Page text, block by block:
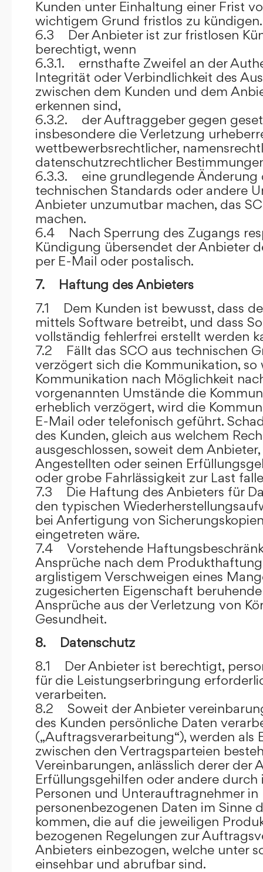
Kunden unter Einhaltung einer Frist
wichtigem Grund fristlos zu kündigen.
6.3 Der Anbieter ist zur fristlosen
berechtigt, wenn
6.3.1. ernsthafte Zweifel an der
Integrität oder Verbindlichkeit des
zwischen dem Kunden und dem
erkennen sind,
6.3.2. der Auftraggeber gegen
insbesondere die Verletzung
wettbewerbsrechtlicher,
datenschutzrechtlicher
6.3.3. eine grundlegende Änderung
technischen Standards oder andere
Anbieter unzumutbar machen, das
machen.
6.4 Nach Sperrung des Zugangs
Kündigung übersendet der Anbieter
per E-Mail oder postalisch.
7. Haftung des Anbieters
7.1 Dem Kunden ist bewusst, dass
mittels Software betreibt, und dass
vollständig fehlerfrei erstellt werden
7.2 Fällt das SCO aus technischen
verzögert sich die Kommunikation, so
Kommunikation nach Möglichkeit
vorgenannten Umstände die
erheblich verzögert, wird die
E-Mail oder telefonisch geführt.
des Kunden, gleich aus welchem
ausgeschlossen, soweit dem
Angestellten oder seinen
oder grobe Fahrlässigkeit zur Last
7.3 Die Haftung des Anbieters für
den typischen
bei Anfertigung von
eingetreten wäre.
7.4 Vorstehende
Ansprüche nach dem
arglistigem Verschweigen eines
zugesicherten Eigenschaft
Ansprüche aus der Verletzung von
Gesundheit.
8. Datenschutz
8.1 Der Anbieter ist berechtigt,
für die Leistungserbringung
verarbeiten.
8.2 Soweit der Anbieter
des Kunden persönliche Daten
(„Auftragsverarbeitung“), werden als
zwischen den Vertragsparteien
Vereinbarungen, anlässlich derer der
Erfüllungsgehilfen oder andere
Personen und Unterauftragnehmer
personenbezogenen Daten im Sinne
kommen, die auf die jeweiligen
bezogenen Regelungen zur
Anbieters einbezogen, welche unter
einsehbar und abrufbar sind.